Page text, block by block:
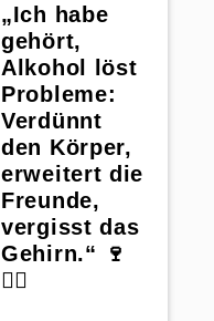
„Ich habe
gehört,
Alkohol löst
Probleme:
Verdünnt
den Körper,
erweitert die
Freunde,
vergisst das
Gehirn.“ 🍷
👯‍♂️